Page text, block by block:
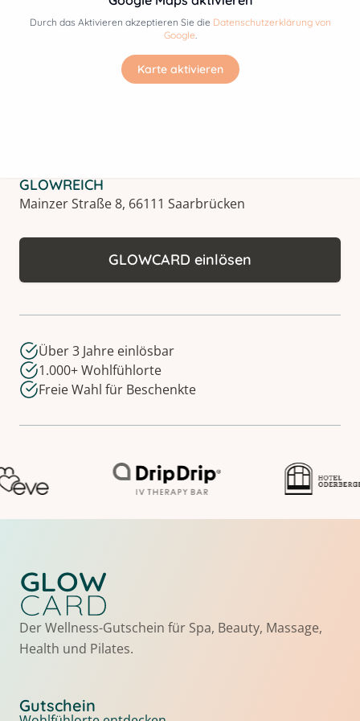
Durch das Aktivieren akzeptieren Sie die Datenschutzerklärung von
Google
Karte aktivieren
GLOWREICH
Mainzer Straße 8, 66111 Saarbrücken
GLOWCARD einlösen
Über 3 Jahre einlösbar
1.000+ Wohlfühlorte
Freie Wahl für Beschenkte
Der Wellness-Gutschein für Spa, Beauty, Massage,
Health und Pilates.
Gutschein